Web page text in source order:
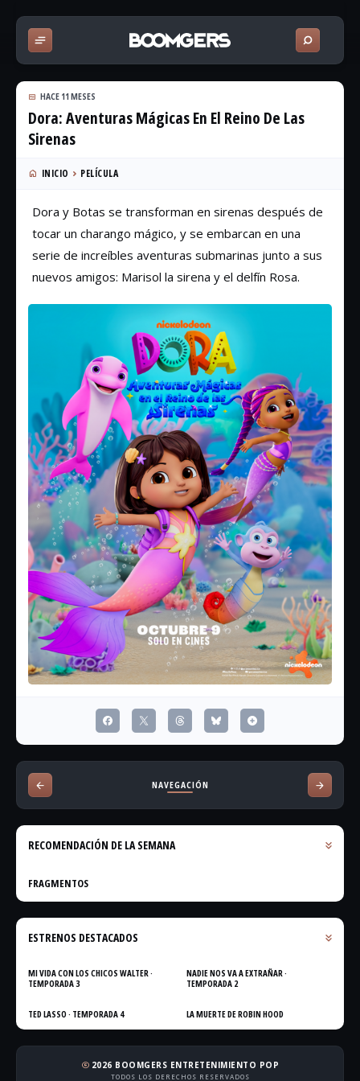
HACE 11 MESES
Dora: Aventuras Mágicas En El Reino De Las
Sirenas
INICIO PELÍCULA
Dora y Botas se transforman en sirenas después de
tocar un charango mágico, y se embarcan en una
serie de increíbles aventuras submarinas junto a sus
nuevos amigos: Marisol la sirena y el delfín Rosa.
NAVEGACIÓN
RECOMENDACIÓN DE LA SEMANA
FRAGMENTOS
ESTRENOS DESTACADOS
MI VIDA CON LOS CHICOS WALTER ·
TEMPORADA 3
NADIE NOS VA A EXTRAÑAR ·
TEMPORADA 2
TED LASSO · TEMPORADA 4 LA MUERTE DE ROBIN HOOD
copyright 2026 BOOMGERS ENTRETENIMIENTO POP
TODOS LOS DERECHOS RESERVADOS